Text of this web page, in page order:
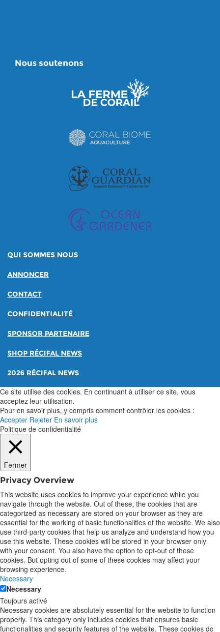
Nous soutenons
QUI SOMMES NOUS
ANNONCER
CONTACT
CONFIDENTIALITÉ
SPONSOR PARTENAIRE
SHOP RÉCIFAL NEWS
2026 RÉCIFAL NEWS
Ce site utilise des cookies. En continuant à utiliser ce site, vous
acceptez leur utilisation.
Pour en savoir plus, y compris comment contrôler les cookies :
Accepter Rejeter En savoir plus
Politique de confidentialité
Fermer
Privacy Overview
This website uses cookies to improve your experience while you
navigate through the website. Out of these, the cookies that are
categorized as necessary are stored on your browser as they are
essential for the working of basic functionalities of the website. We also
use third-party cookies that help us analyze and understand how you
use this website. These cookies will be stored in your browser only
with your consent. You also have the option to opt-out of these
cookies. But opting out of some of these cookies may affect your
browsing experience.
Necessary
Necessary
Toujours activé
Necessary cookies are absolutely essential for the website to function
properly. This category only includes cookies that ensures basic
functionalities and security features of the website. These cookies do